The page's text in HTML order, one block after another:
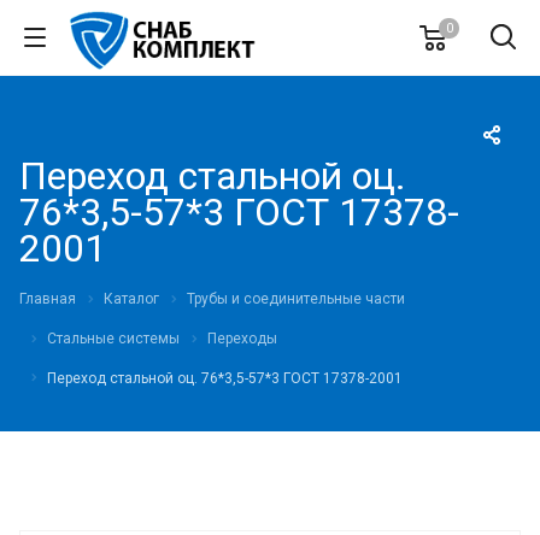
0
Переход стальной оц.
76*3,5-57*3 ГОСТ 17378-
2001
Главная Каталог Трубы и соединительные части
Стальные системы Переходы
Переход стальной оц. 76*3,5-57*3 ГОСТ 17378-2001